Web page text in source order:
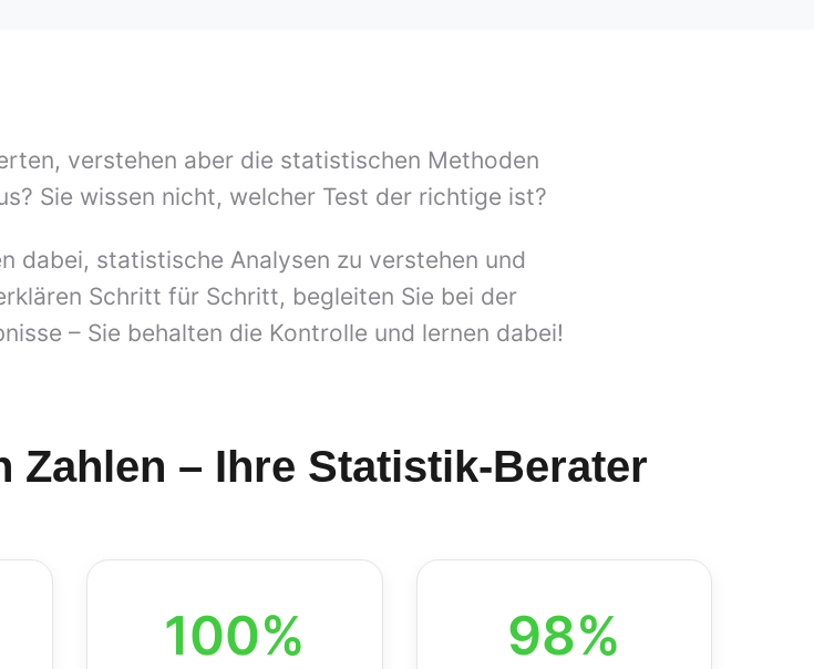
verstehen aber die statistischen Methoden
Sie wissen nicht, welcher Test der richtige ist?
dabei, statistische Analysen zu verstehen und
Schritt für Schritt, begleiten Sie bei der
– Sie behalten die Kontrolle und lernen dabei!
Zahlen – Ihre Statistik-Berater
100% 98%